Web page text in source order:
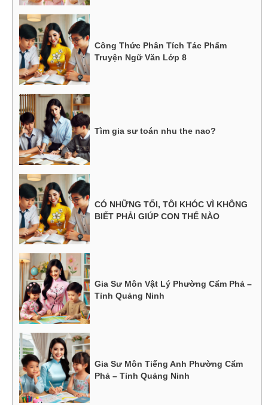
Công Thức Phân Tích Tác Phẩm
Truyện Ngữ Văn Lớp 8
Tìm gia sư toán nhu the nao?
CÓ NHỮNG TỐI, TÔI KHÓC VÌ KHÔNG
BIẾT PHẢI GIÚP CON THẾ NÀO
Gia Sư Môn Vật Lý Phường Cẩm Phả –
Tỉnh Quảng Ninh
Gia Sư Môn Tiếng Anh Phường Cẩm
Phả – Tỉnh Quảng Ninh